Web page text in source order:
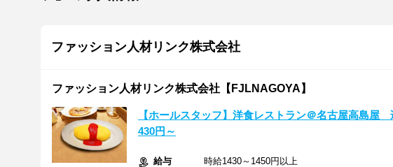
ファッション人材リンク株式会社
ファッション人材リンク株式会社【FJLNAGOYA】
【ホールスタッフ】洋食レストラン＠名古屋高島
430円～
給与
時給1430～1450円以上